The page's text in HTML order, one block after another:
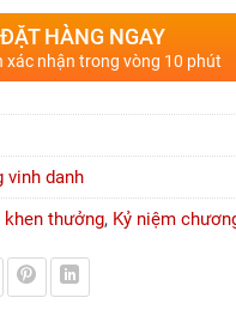
ĐẶT HÀNG NGAY
xác nhận trong vòng 10 phút
vinh danh
khen thưởng, Kỷ niệm